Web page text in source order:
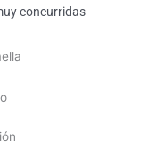
concurridas